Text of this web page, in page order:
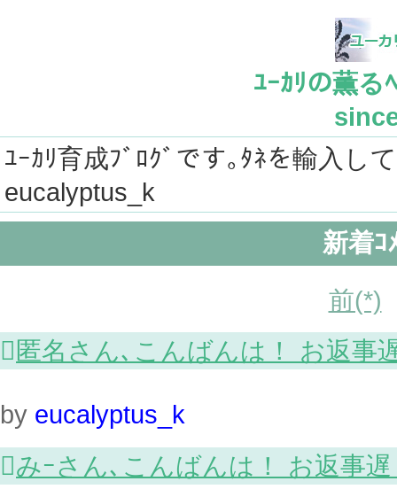
ﾕｰｶﾘの薫る
ﾕｰｶﾘ育成ﾌﾞﾛｸﾞです｡ﾀﾈを輸入し
eucalyptus_k
新着ｺ
前(*)
匿名さん､こんばんは！ お返
by eucalyptus_k
みｰさん､こんばんは！ お返事